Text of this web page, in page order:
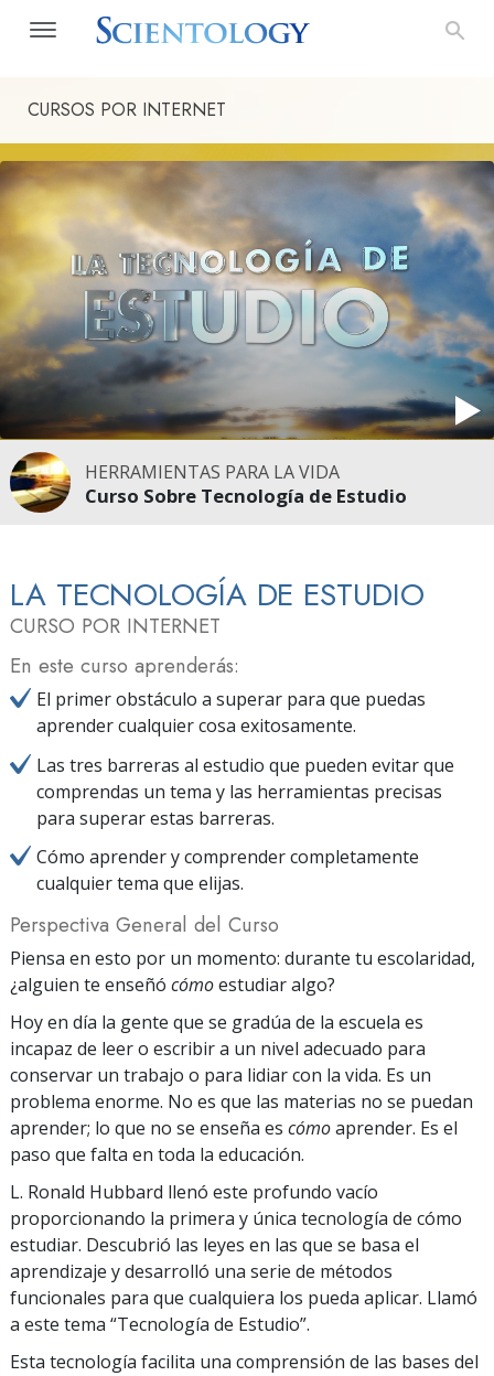
CURSOS POR INTERNET
HERRAMIENTAS PARA LA VIDA
Curso Sobre Tecnología de Estudio
LA TECNOLOGÍA DE ESTUDIO
CURSO POR INTERNET
En este curso aprenderás:
El primer obstáculo a superar para que puedas
aprender cualquier cosa exitosamente.
Las tres barreras al estudio que pueden evitar que
comprendas un tema y las herramientas precisas
para superar estas barreras.
Cómo aprender y comprender completamente
cualquier tema que elijas.
Perspectiva General del Curso
Piensa en esto por un momento: durante tu escolaridad,
¿alguien te enseñó cómoestudiar algo?
Hoy en día la gente que se gradúa de la escuela es
incapaz de leer o escribir a un nivel adecuado para
conservar un trabajo o para lidiar con la vida. Es un
problema enorme. No es que las materias no se puedan
aprender; lo que no se enseña es cómoaprender. Es el
paso que falta en toda la educación.
L. Ronald Hubbard llenó este profundo vacío
proporcionando la primera y única tecnología de cómo
estudiar. Descubrió las leyes en las que se basa el
aprendizaje y desarrolló una serie de métodos
funcionales para que cualquiera los pueda aplicar. Llamó
a este tema “Tecnología de Estudio”.
Esta tecnología facilita una comprensión de las bases del